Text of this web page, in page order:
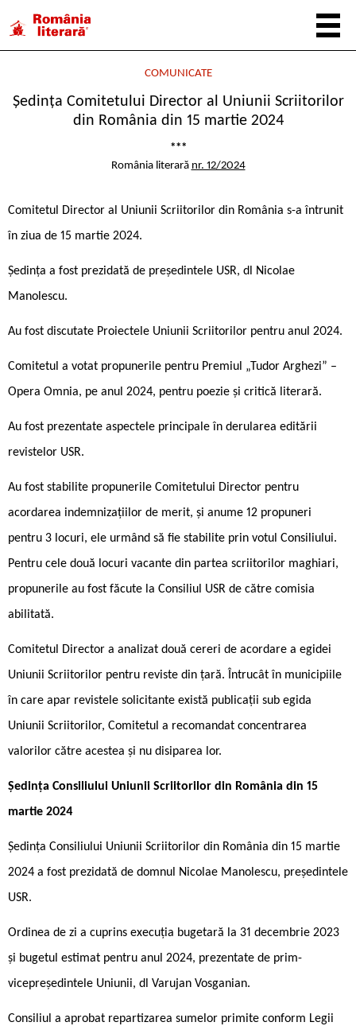
COMUNICATE
Ședinţa Comitetului Director al Uniunii Scriitorilor
din România din 15 martie 2024
***
România literară nr. 12/2024
Comitetul Director al Uniunii Scriitorilor din România s-a întrunit
în ziua de 15 martie 2024.
Ședința a fost prezidată de președintele USR, dl Nicolae
Manolescu.
Au fost discutate Proiectele Uniunii Scriitorilor pentru anul 2024.
Comitetul a votat propunerile pentru Premiul „Tudor Arghezi” –
Opera Omnia, pe anul 2024, pentru poezie și critică literară.
Au fost prezentate aspectele principale în derularea editării
revistelor USR.
Au fost stabilite propunerile Comitetului Director pentru
acordarea indemnizațiilor de merit, și anume 12 propuneri
pentru 3 locuri, ele urmând să fie stabilite prin votul Consiliului.
Pentru cele două locuri vacante din partea scriitorilor maghiari,
propunerile au fost făcute la Consiliul USR de către comisia
abilitată.
Comitetul Director a analizat două cereri de acordare a egidei
Uniunii Scriitorilor pentru reviste din țară. Întrucât în municipiile
în care apar revistele solicitante există publicații sub egida
Uniunii Scriitorilor, Comitetul a recomandat concentrarea
valorilor către acestea și nu disiparea lor.
Ședinţa Consiliului Uniunii Scriitorilor din România din 15
martie 2024
Ședința Consiliului Uniunii Scriitorilor din România din 15 martie
2024 a fost prezidată de domnul Nicolae Manolescu, președintele
USR.
Ordinea de zi a cuprins execuția bugetară la 31 decembrie 2023
și bugetul estimat pentru anul 2024, prezentate de prim-
vicepreședintele Uniunii, dl Varujan Vosganian.
Consiliul a aprobat repartizarea sumelor primite conform Legii